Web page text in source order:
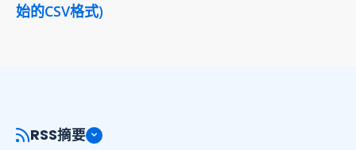
始的CSV格式)
RSS摘要